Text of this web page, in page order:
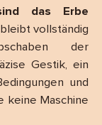
das Erbe
vollständig
der
Gestik, ein
und
keine Maschine